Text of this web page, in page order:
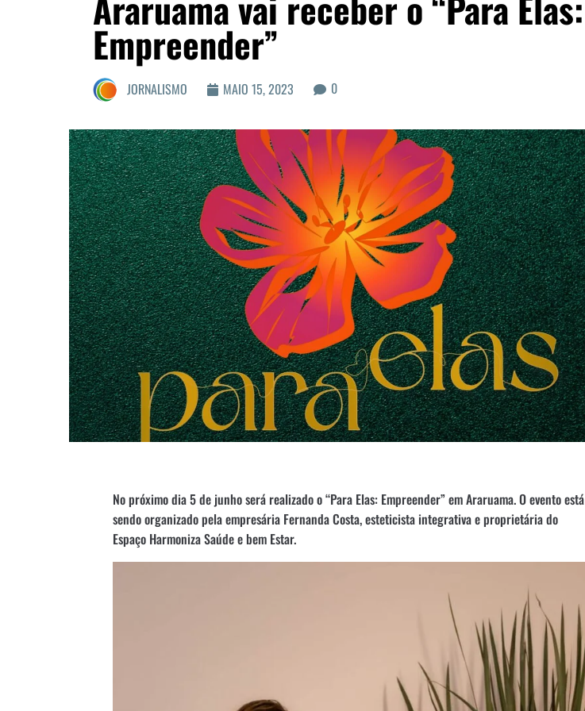
Empreender”
JORNALISMO MAIO 15, 2023 0
No próximo dia 5 de junho será realizado o “Para Elas: Empreender” em Araruama. O evento está
sendo organizado pela empresária Fernanda Costa, esteticista integrativa e proprietária do
Espaço Harmoniza Saúde e bem Estar.